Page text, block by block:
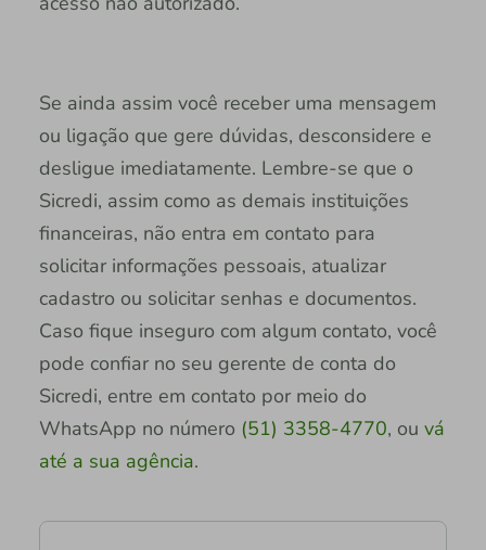
Se ainda assim você receber uma mensagem
ou ligação que gere dúvidas, desconsidere e
desligue imediatamente. Lembre-se que o
Sicredi, assim como as demais instituições
financeiras, não entra em contato para
solicitar informações pessoais, atualizar
cadastro ou solicitar senhas e documentos.
Caso fique inseguro com algum contato, você
pode confiar no seu gerente de conta do
Sicredi, entre em contato por meio do
WhatsApp no número (51) 3358-4770, ou vá
até a sua agência.